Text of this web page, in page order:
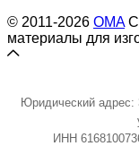
© 2011-2026 OMA
материалы для
Юридический адрес:
ИНН